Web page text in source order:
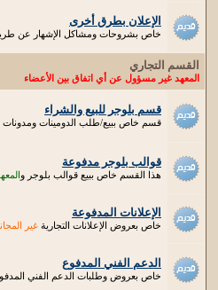
الإعلان بطرق أخرى
خاص بشروحات ومشاكل الإشهار عن
القسم التجاري
المعهد غير مسؤول عن أي اتفاق بين الأعضاء
قسم بلوجر للبيع والشراء
قسم خاص ببيع/طلب الدومينات ومدونات
قوالب بلوجر مدفوعة
هذا القسم خاص ببيع قوالب بلوجر و
الإعلانات المدفوعة
خاص بعروض الإعلانات التجارية غير
الدعم الفني المدفوع
خاص بعروض وطلبات الدعم الفني